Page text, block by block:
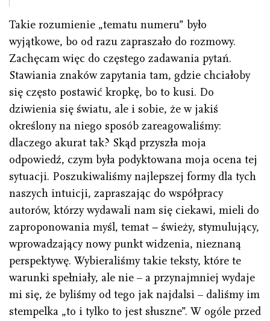
Takie rozumienie „tematu numeru” było
wyjątkowe, bo od razu zapraszało do rozmowy.
Zachęcam więc do częstego zadawania pytań.
Stawiania znaków zapytania tam, gdzie chciałoby
się często postawić kropkę, bo to kusi. Do
dziwienia się światu, ale i sobie, że w jakiś
określony na niego sposób zareagowaliśmy:
dlaczego akurat tak? Skąd przyszła moja
odpowiedź, czym była podyktowana moja ocena tej
sytuacji. Poszukiwaliśmy najlepszej formy dla tych
naszych intuicji, zapraszając do współpracy
autorów, którzy wydawali nam się ciekawi, mieli do
zaproponowania myśl, temat − świeży, stymulujący,
wprowadzający nowy punkt widzenia, nieznaną
perspektywę. Wybieraliśmy takie teksty, które te
warunki spełniały, ale nie – a przynajmniej wydaje
mi się, że byliśmy od tego jak najdalsi – daliśmy im
stempelka „to i tylko to jest słuszne”. W ogóle przed